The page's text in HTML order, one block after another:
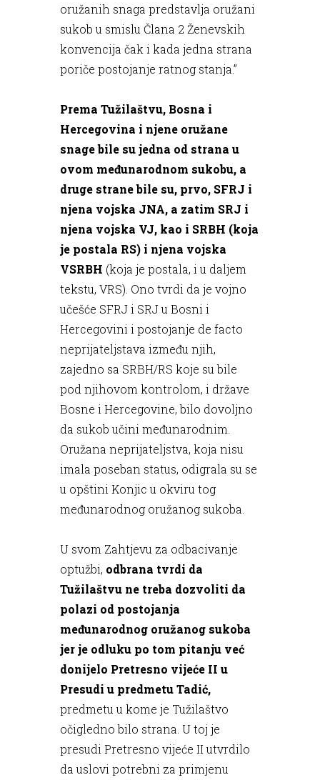
oružanih snaga predstavlja oružani
sukob u smislu Člana 2 Ženevskih
konvencija čak i kada jedna strana
poriče postojanje ratnog stanja.”
Prema Tužilaštvu, Bosna i
Hercegovina i njene oružane
snage bile su jedna od strana u
ovom međunarodnom sukobu, a
druge strane bile su, prvo, SFRJ i
njena vojska JNA, a zatim SRJ i
njena vojska VJ, kao i SRBH (koja
je postala RS) i njena vojska
VSRBH (koja je postala, i u daljem
tekstu, VRS). Ono tvrdi da je vojno
učešće SFRJ i SRJ u Bosni i
Hercegovini i postojanje de facto
neprijateljstava između njih,
zajedno sa SRBH/RS koje su bile
pod njihovom kontrolom, i države
Bosne i Hercegovine, bilo dovoljno
da sukob učini međunarodnim.
Oružana neprijateljstva, koja nisu
imala poseban status, odigrala su se
u opštini Konjic u okviru tog
međunarodnog oružanog sukoba.
U svom Zahtjevu za odbacivanje
optužbi, odbrana tvrdi da
Tužilaštvu ne treba dozvoliti da
polazi od postojanja
međunarodnog oružanog sukoba
jer je odluku po tom pitanju već
donijelo Pretresno vijeće II u
Presudi u predmetu Tadić,
predmetu u kome je Tužilaštvo
očigledno bilo strana. U toj je
presudi Pretresno vijeće II utvrdilo
da uslovi potrebni za primjenu